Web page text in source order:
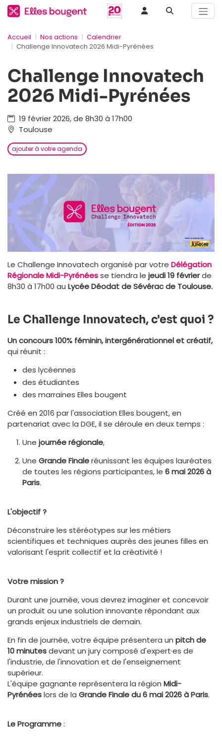
Accueil Nos actions
Calendrier
Challenge Innovatech 2026 Midi-Pyrénées
Challenge Innovatech
2026 Midi-Pyrénées
19 février 2026, de 8h30 à 17h00
Toulouse
ajouter à votre agenda
Le Challenge Innovatech organisé par votre Délégation
Régionale Midi-Pyrénéesse tiendra le jeudi 19 févrierde
8h30 à 17h00 au Lycée Déodat de Sévérac de Toulouse.
Le Challenge Innovatech, c'est quoi ?
Un concours 100% féminin, intergénérationnel et créatif,
qui réunit :
des lycéennes
des étudiantes
des marraines Elles bougent
Créé en 2016 par l'association Elles bougent, en
partenariat avec la DGE, il se déroule en deux temps :
Une journée régionale,
Une Grande Finaleréunissant les équipes lauréates
de toutes les régions participantes, le 6 mai 2026 à
Paris.
L'objectif ?
Déconstruire les stéréotypes sur les métiers
scientifiques et techniques auprès des jeunes filles en
valorisant l'esprit collectif et la créativité !
Votre mission ?
Durant une journée, vous devrez imaginer et concevoir
un produit ou une solution innovante répondant aux
grands enjeux industriels de demain.
En fin de journée, votre équipe présentera un pitch de
10 minutesdevant un jury composé d'expert·es de
l'industrie, de l'innovation et de l'enseignement
supérieur.
L'équipe gagnante représentera la région Midi-
Pyrénéeslors de la Grande Finale du 6 mai 2026 à Paris.
Le Programme: